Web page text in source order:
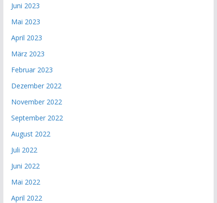
Juni 2023
Mai 2023
April 2023
März 2023
Februar 2023
Dezember 2022
November 2022
September 2022
August 2022
Juli 2022
Juni 2022
Mai 2022
April 2022